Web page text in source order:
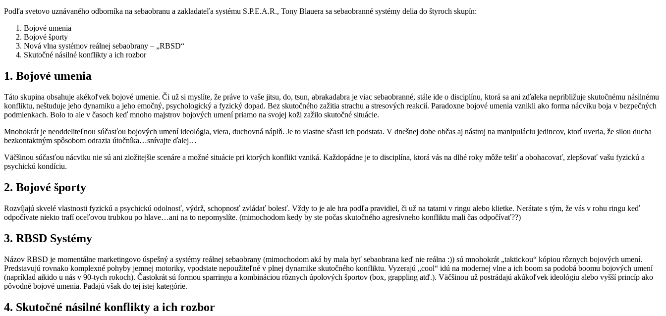
Podľa svetovo uznávaného odborníka na sebaobranu a zakladateľa systému S.P.E.A.R., Tony Blauera sa sebaobranné systémy delia do štyroch skupín:
Bojové umenia
Bojové športy
Nová vlna systémov reálnej sebaobrany – „RBSD“
Skutočné násilné konflikty a ich rozbor
1. Bojové umenia
Táto skupina obsahuje akékoľvek bojové umenie. Či už si myslíte, že práve to vaše jitsu, do, tsun, abrakadabra je viac sebaobranné, stále ide o disciplínu, ktorá sa ani zďaleka nepribližuje skutočnému násilnému
konfliktu, neštuduje jeho dynamiku a jeho emočný, psychologický a fyzický dopad. Bez skutočného zažitia strachu a stresových reakcií. Paradoxne bojové umenia vznikli ako forma nácviku boja v bezpečných
podmienkach. Bolo to ale v časoch keď mnoho majstrov bojových umení priamo na svojej koži zažilo skutočné situácie.
Mnohokrát je neoddeliteľnou súčasťou bojových umení ideológia, viera, duchovná náplň. Je to vlastne sčasti ich podstata. V dnešnej dobe občas aj nástroj na manipuláciu jedincov, ktorí uveria, že silou ducha
bezkontaktným spôsobom odrazia útočníka…snívajte ďalej…
Väčšinou súčasťou nácviku nie sú ani zložitejšie scenáre a možné situácie pri ktorých konflikt vzniká. Každopádne je to disciplína, ktorá vás na dlhé roky môže tešiť a obohacovať, zlepšovať vašu fyzickú a
psychickú kondíciu.
2. Bojové športy
Rozvíjajú skvelé vlastnosti fyzickú a psychickú odolnosť, výdrž, schopnosť zvládať bolesť. Vždy to je ale hra podľa pravidiel, či už na tatami v ringu alebo klietke. Nerátate s tým, že vás v rohu ringu keď
odpočívate niekto trafí oceľovou trubkou po hlave…ani na to nepomyslíte. (mimochodom kedy by ste počas skutočného agresívneho konfliktu mali čas odpočívať??)
3. RBSD Systémy
Názov RBSD je momentálne marketingovo úspešný a systémy reálnej sebaobrany (mimochodom aká by mala byť sebaobrana keď nie reálna :)) sú mnohokrát „taktickou“ kópiou rôznych bojových umení.
Predstavujú rovnako komplexné pohyby jemnej motoriky, vpodstate nepoužiteľné v plnej dynamike skutočného konfliktu. Vyzerajú „cool“ idú na modernej vlne a ich boom sa podobá boomu bojových umení
(napríklad aikido u nás v 90-tych rokoch). Častokrát sú formou sparringu a kombináciou rôznych úpolových športov (box, grappling atď.). Väčšinou už postrádajú akúkoľvek ideológiu alebo vyšší princíp ako
pôvodné bojové umenia. Padajú však do tej istej kategórie.
4. Skutočné násilné konflikty a ich rozbor